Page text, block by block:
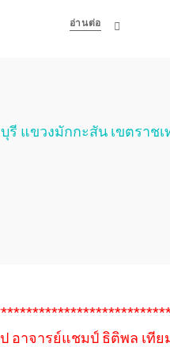
อ่านต่อ
รี แขวงมักกะสัน เขตราช
าจารย์แชมป์ ธิติพล เทีย